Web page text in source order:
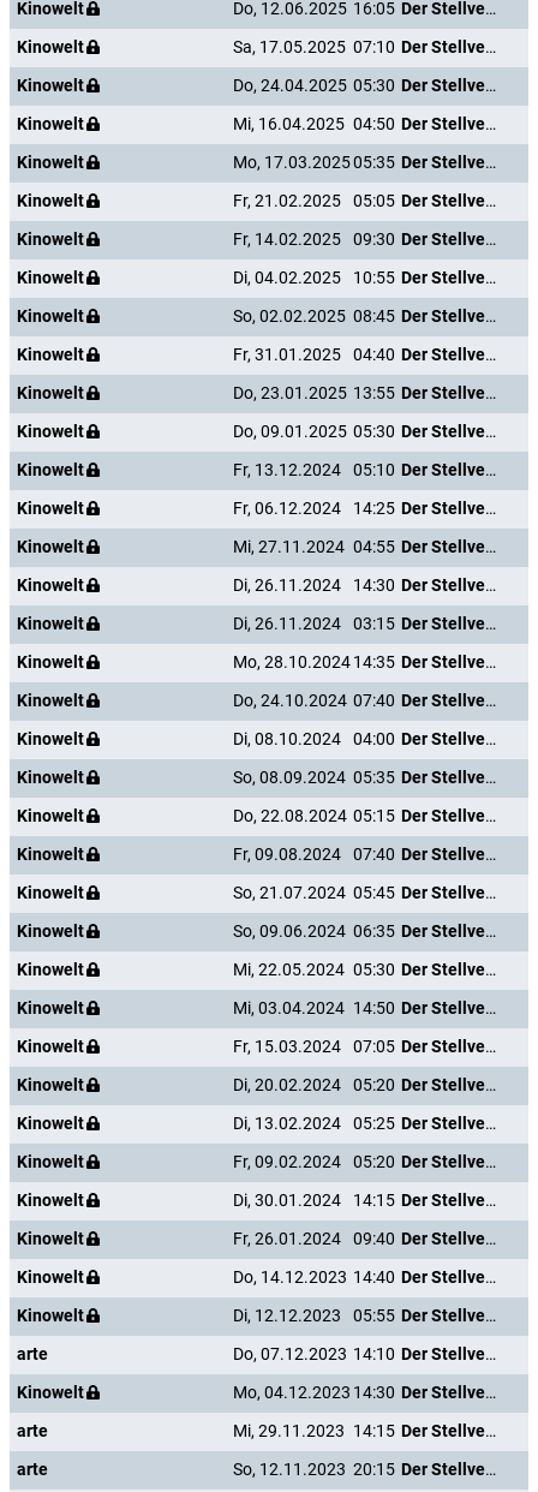
Kinowelt Do, 12.06.2025 16:05
Der Stellvertreter
Kinowelt
Sa, 17.05.2025 07:10
Der Stellvertreter
Kinowelt
Do, 24.04.2025 05:30
Der Stellvertreter
Kinowelt
Mi, 16.04.2025 04:50
Der Stellvertreter
Kinowelt
Mo, 17.03.202505:35
Der Stellvertreter
Kinowelt
Fr, 21.02.2025 05:05
Der Stellvertreter
Kinowelt
Fr, 14.02.2025 09:30
Der Stellvertreter
Kinowelt
Di, 04.02.2025 10:55
Der Stellvertreter
Kinowelt
So, 02.02.2025 08:45
Der Stellvertreter
Kinowelt
Fr, 31.01.2025 04:40
Der Stellvertreter
Kinowelt
Do, 23.01.2025 13:55
Der Stellvertreter
Kinowelt
Do, 09.01.2025 05:30
Der Stellvertreter
Kinowelt
Fr, 13.12.2024 05:10
Der Stellvertreter
Kinowelt
Fr, 06.12.2024 14:25
Der Stellvertreter
Kinowelt
Mi, 27.11.2024 04:55
Der Stellvertreter
Kinowelt
Di, 26.11.2024 14:30
Der Stellvertreter
Kinowelt
Di, 26.11.2024 03:15
Der Stellvertreter
Kinowelt
Mo, 28.10.202414:35
Der Stellvertreter
Kinowelt
Do, 24.10.2024 07:40
Der Stellvertreter
Kinowelt
Di, 08.10.2024 04:00
Der Stellvertreter
Kinowelt
So, 08.09.2024 05:35
Der Stellvertreter
Kinowelt
Do, 22.08.2024 05:15
Der Stellvertreter
Kinowelt
Fr, 09.08.2024 07:40
Der Stellvertreter
Kinowelt
So, 21.07.2024 05:45
Der Stellvertreter
Kinowelt
So, 09.06.2024 06:35
Der Stellvertreter
Kinowelt
Mi, 22.05.2024 05:30
Der Stellvertreter
Kinowelt
Mi, 03.04.2024 14:50
Der Stellvertreter
Kinowelt
Fr, 15.03.2024 07:05
Der Stellvertreter
Kinowelt
Di, 20.02.2024 05:20
Der Stellvertreter
Kinowelt
Di, 13.02.2024 05:25
Der Stellvertreter
Kinowelt
Fr, 09.02.2024 05:20
Der Stellvertreter
Kinowelt
Di, 30.01.2024 14:15
Der Stellvertreter
Kinowelt
Fr, 26.01.2024 09:40
Der Stellvertreter
Kinowelt
Do, 14.12.2023 14:40
Der Stellvertreter
Kinowelt
Di, 12.12.2023 05:55
Der Stellvertreter
arte
Do, 07.12.2023 14:10
Der Stellvertreter
Kinowelt
Mo, 04.12.2023 14:30
Der Stellvertreter
arte
Mi, 29.11.2023 14:15
Der Stellvertreter
arte
So, 12.11.2023 20:15
Der Stellvertreter